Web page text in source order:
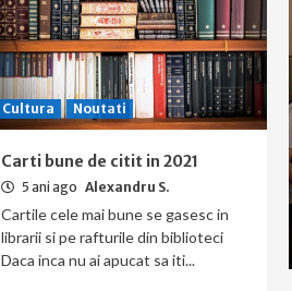
Cultura Noutati
Carti bune de citit in 2021
5 ani ago Alexandru S.
Cartile cele mai bune se gasesc in
librarii si pe rafturile din biblioteci
Daca inca nu ai apucat sa iti...